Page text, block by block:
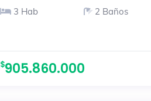
3 Hab
2 Baños
905.860.000